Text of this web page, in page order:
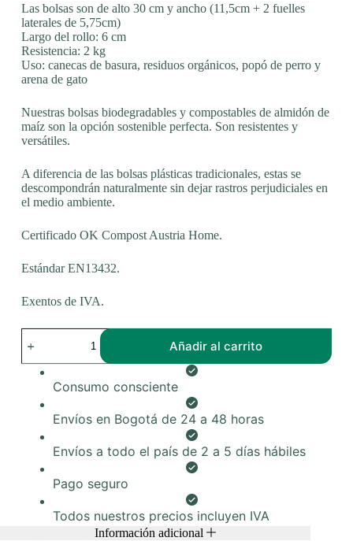
Las bolsas son de alto 30 cm y ancho (11,5cm + 2 fuelles
laterales de 5,75cm)
Largo del rollo: 6 cm
Resistencia: 2 kg
Uso: canecas de basura, residuos orgánicos, popó de perro y
arena de gato
Nuestras bolsas biodegradables y compostables de almidón de
maíz son la opción sostenible perfecta. Son resistentes y
versátiles.
A diferencia de las bolsas plásticas tradicionales, estas se
descompondrán naturalmente sin dejar rastros perjudiciales en
el medio ambiente.
Certificado OK Compost Austria Home.
Estándar EN13432.
Exentos de IVA.
poopy
bags
mascotas
23x30
rollo
Añadir al carrito
Consumo consciente
Envíos en Bogotá de 24 a 48 horas
Envíos a todo el país de 2 a 5 días hábiles
Pago seguro
Todos nuestros precios incluyen IVA
Información adicional